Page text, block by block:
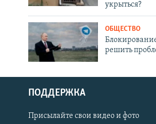
Українською
укрыться?
ОБЩЕСТВО
решить
ПОДДЕРЖКА
Присылайте свои видео и фото